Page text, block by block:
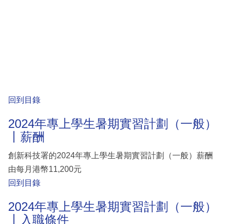
回到目錄
2024年專上學生暑期實習計劃（一般）
丨薪酬
創新科技署的2024年專上學生暑期實習計劃（一般）薪酬
由每月港幣11,200元
回到目錄
2024年專上學生暑期實習計劃（一般）
丨入職條件